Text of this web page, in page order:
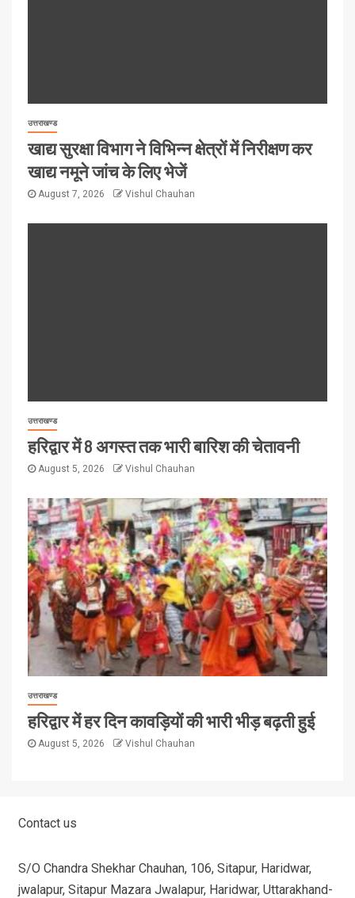
उत्तराखण्ड
खाद्य सुरक्षा विभाग ने विभिन्न क्षेत्रों में निरीक्षण कर
खाद्य नमूने जांच के लिए भेजें
August 7, 2026 Vishul Chauhan
उत्तराखण्ड
हरिद्वार में 8 अगस्त तक भारी बारिश की चेतावनी
August 5, 2026 Vishul Chauhan
उत्तराखण्ड
हरिद्वार में हर दिन कावड़ियों की भारी भीड़ बढ़ती हुई
August 5, 2026 Vishul Chauhan
Contact us
S/O Chandra Shekhar Chauhan, 106, Sitapur, Haridwar,
jwalapur, Sitapur Mazara Jwalapur, Haridwar, Uttarakhand-